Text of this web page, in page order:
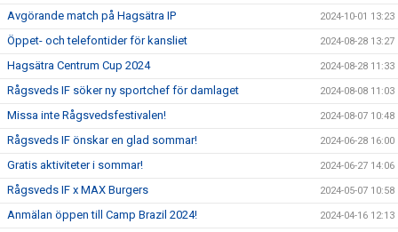
Avgörande match på Hagsätra IP 2024-10-01 13:23
Öppet- och telefontider för kansliet 2024-08-28 13:27
Hagsätra Centrum Cup 2024 2024-08-28 11:33
Rågsveds IF söker ny sportchef för damlaget 2024-08-08 11:03
Missa inte Rågsvedsfestivalen! 2024-08-07 10:48
Rågsveds IF önskar en glad sommar! 2024-06-28 16:00
Gratis aktiviteter i sommar! 2024-06-27 14:06
Rågsveds IF x MAX Burgers 2024-05-07 10:58
Anmälan öppen till Camp Brazil 2024! 2024-04-16 12:13